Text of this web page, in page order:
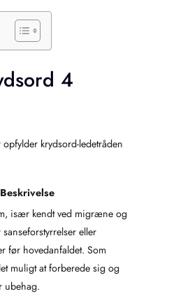
4
krydsord-ledetråden
Beskrivelse
især kendt ved migræne og
eller
før hovedanfaldet. Som
muligt at forberede sig og
ubehag.